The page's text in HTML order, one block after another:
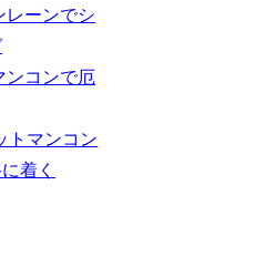
ーンでシ
コンで厄
トマンコン
着く